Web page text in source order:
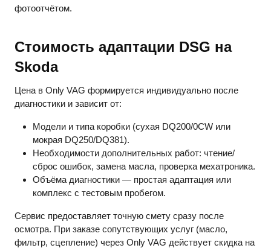
фотоотчётом.
Стоимость адаптации DSG на
Skoda
Цена в Only VAG формируется индивидуально после
диагностики и зависит от:
Модели и типа коробки (сухая DQ200/0CW или
мокрая DQ250/DQ381).
Необходимости дополнительных работ: чтение/
сброс ошибок, замена масла, проверка мехатроника.
Объёма диагностики — простая адаптация или
комплекс с тестовым пробегом.
Сервис предоставляет точную смету сразу после
осмотра. При заказе сопутствующих услуг (масло,
фильтр, сцепление) через Only VAG действует скидка на